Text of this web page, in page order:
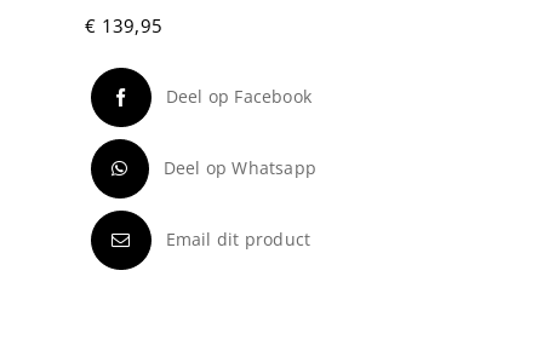
€ 139,95
Deel op Facebook
Deel op Whatsapp
Email dit product